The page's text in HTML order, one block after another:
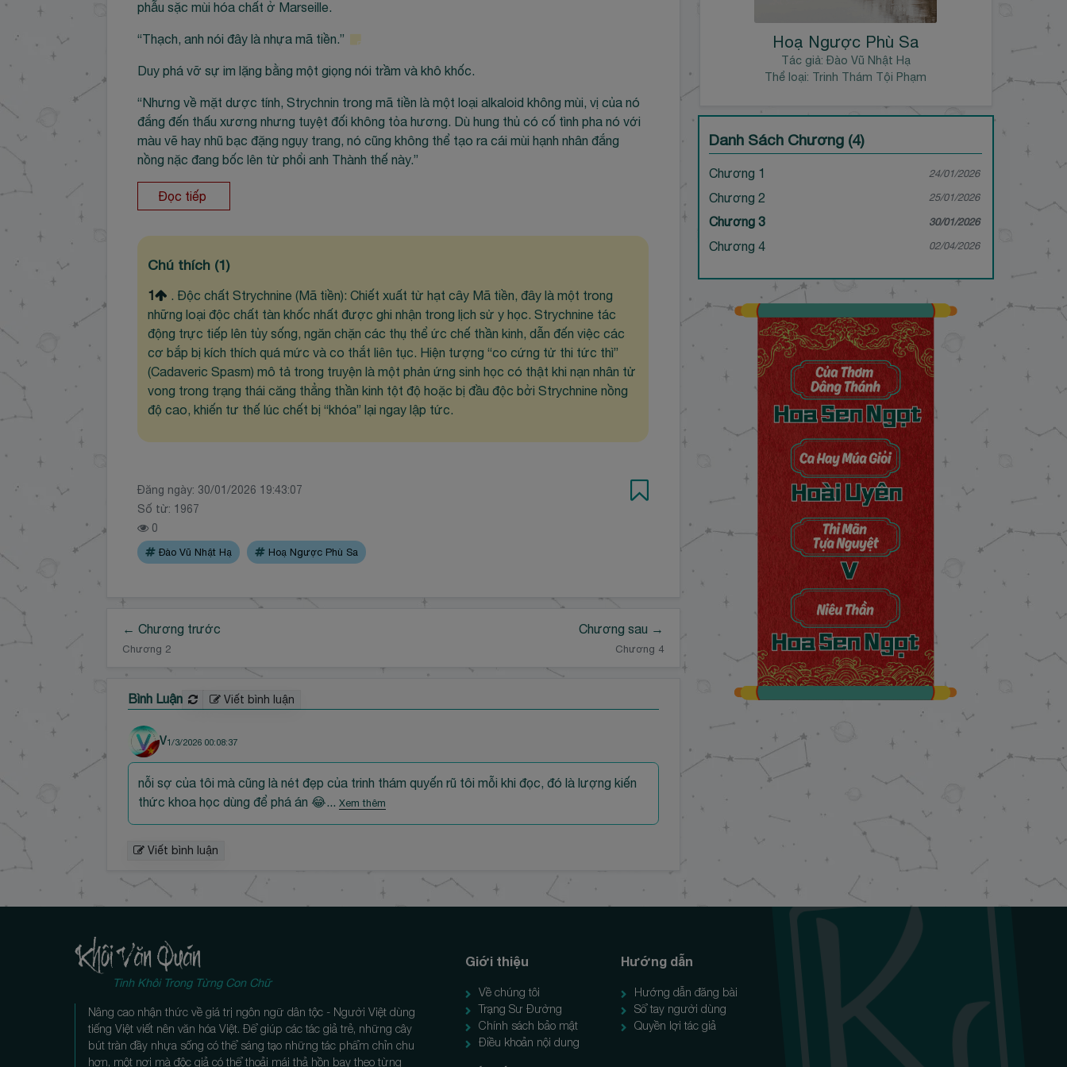
phẫu sặc mùi hóa chất ở Marseille.
“Thạch, anh nói đây là nhựa mã tiền.”
Duy phá vỡ sự im lặng bằng một giọng nói trầm và khô khốc.
“Nhưng về mặt dược tính, Strychnin trong mã tiền là một loại alkaloid không mùi, vị của nó
đắng đến thấu xương nhưng tuyệt đối không tỏa hương. Dù hung thủ có cố tình pha nó với
màu vẽ hay nhũ bạc đặng ngụy trang, nó cũng không thể tạo ra cái mùi hạnh nhân đắng
nồng nặc đang bốc lên từ phổi anh Thành thế này.”
Đọc tiếp
Chú thích (1)
1
. Độc chất Strychnine (Mã tiền): Chiết xuất từ hạt cây Mã tiền, đây là một trong
những loại độc chất tàn khốc nhất được ghi nhận trong lịch sử y học. Strychnine tác
động trực tiếp lên tủy sống, ngăn chặn các thụ thể ức chế thần kinh, dẫn đến việc các
cơ bắp bị kích thích quá mức và co thắt liên tục. Hiện tượng “co cứng tử thi tức thì”
(Cadaveric Spasm) mô tả trong truyện là một phản ứng sinh học có thật khi nạn nhân tử
vong trong trạng thái căng thẳng thần kinh tột độ hoặc bị đầu độc bởi Strychnine nồng
độ cao, khiến tư thế lúc chết bị “khóa” lại ngay lập tức.
Đăng ngày: 30/01/2026 19:43:07
Số từ: 1967
0
Đào Vũ Nhật Hạ Hoạ Ngược Phù Sa
← Chương trước
Chương 2
Chương sau →
Chương 4
Bình Luận Viết bình luận
V1/3/2026 00:08:37
nỗi sợ của tôi mà cũng là nét đẹp của trinh thám quyến rũ tôi mỗi khi đọc, đó là lượng kiến
thức khoa học dùng để phá án 😂...Xem thêm
Viết bình luận
Hoạ Ngược Phù Sa
Tác giả: Đào Vũ Nhật Hạ
Thể loại: Trinh Thám Tội Phạm
Danh Sách Chương (4)
Chương 1 24/01/2026
Chương 2 25/01/2026
Chương 3 30/01/2026
Chương 4 02/04/2026
Tinh Khôi Trong Từng Con Chữ
Nâng cao nhận thức về giá trị ngôn ngữ dân tộc - Người Việt dùng
tiếng Việt viết nên văn hóa Việt. Để giúp các tác giả trẻ, những cây
bút tràn đầy nhựa sống có thể sáng tạo những tác phẩm chỉn chu
hơn, một nơi mà độc giả có thể thoải mái thả hồn bay theo từng
Giới thiệu
Về chúng tôi
Trạng Sư Đường
Chính sách bảo mật
Điều khoản nội dung
Hướng dẫn
Hướng dẫn đăng bài
Sổ tay người dùng
Quyền lợi tác giả